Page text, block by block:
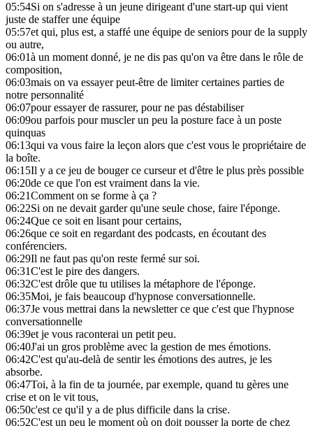
05:54Si on s'adresse à un jeune dirigeant d'une start-up qui vient
juste de staffer une équipe
05:57et qui, plus est, a staffé une équipe de seniors pour de la supply
ou autre,
06:01à un moment donné, je ne dis pas qu'on va être dans le rôle de
composition,
06:03mais on va essayer peut-être de limiter certaines parties de
notre personnalité
06:07pour essayer de rassurer, pour ne pas déstabiliser
06:09ou parfois pour muscler un peu la posture face à un poste
quinquas
06:13qui va vous faire la leçon alors que c'est vous le propriétaire de
la boîte.
06:15Il y a ce jeu de bouger ce curseur et d'être le plus près possible
06:20de ce que l'on est vraiment dans la vie.
06:21Comment on se forme à ça ?
06:22Si on ne devait garder qu'une seule chose, faire l'éponge.
06:24Que ce soit en lisant pour certains,
06:26que ce soit en regardant des podcasts, en écoutant des
conférenciers.
06:29Il ne faut pas qu'on reste fermé sur soi.
06:31C'est le pire des dangers.
06:32C'est drôle que tu utilises la métaphore de l'éponge.
06:35Moi, je fais beaucoup d'hypnose conversationnelle.
06:37Je vous mettrai dans la newsletter ce que c'est que l'hypnose
conversationnelle
06:39et je vous raconterai un petit peu.
06:40J'ai un gros problème avec la gestion de mes émotions.
06:42C'est qu'au-delà de sentir les émotions des autres, je les
absorbe.
06:47Toi, à la fin de ta journée, par exemple, quand tu gères une
crise et on le vit tous,
06:50c'est ce qu'il y a de plus difficile dans la crise.
06:52C'est un peu le moment où on doit pousser la porte de chez